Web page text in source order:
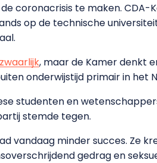
coronacrisis te maken.
op de technische
, maar de Kamer denkt
onderwijstijd primair in het
studenten en
stemde tegen.
vandaag minder succes. Ze
gedrag en